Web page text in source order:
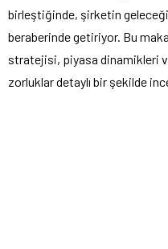
birleştiğinde, şirketin geleceği
beraberinde getiriyor. Bu
stratejisi, piyasa dinamikleri
zorluklar detaylı bir şekilde